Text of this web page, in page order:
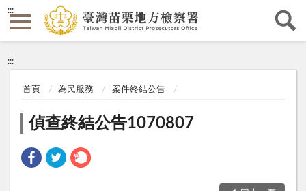
:::
:::
首頁 為民服務 案件終結公告
偵查終結公告1070807